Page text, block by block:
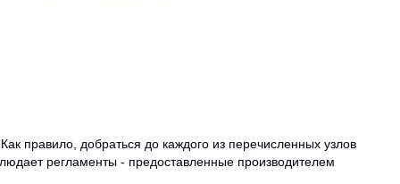
правило, добраться до каждого из перечисленных узлов
регламенты - предоставленные производителем